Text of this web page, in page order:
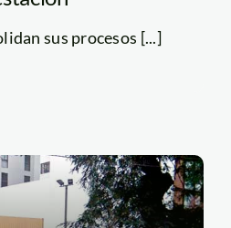
sus procesos [...]